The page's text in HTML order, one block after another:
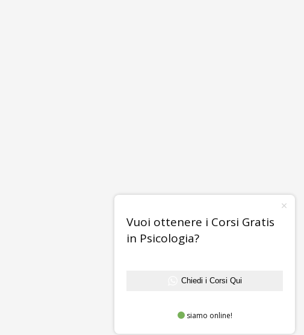
Vuoi ottenere i Corsi Gratis
in Psicologia?
Chiedi i Corsi Qui
siamo online!